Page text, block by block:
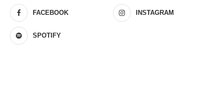
FACEBOOK INSTAGRAM
SPOTIFY